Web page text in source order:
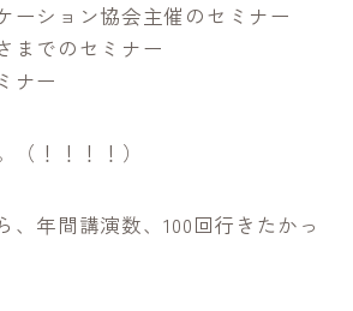
ーション協会主催のセミナー
までのセミナー
ナー
（！！！！）
、年間講演数、100回行きたかっ